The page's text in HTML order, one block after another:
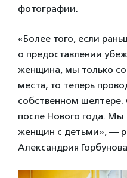
фотографии.
«Более того, если
о предоставлении
женщина, мы только
места, то теперь
собственном
после Нового года.
женщин с детьми», —
Александрия